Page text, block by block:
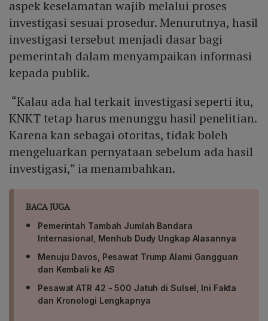
aspek keselamatan wajib melalui proses
investigasi sesuai prosedur. Menurutnya, hasil
investigasi tersebut menjadi dasar bagi
pemerintah dalam menyampaikan informasi
kepada publik.
“Kalau ada hal terkait investigasi seperti itu,
KNKT tetap harus menunggu hasil penelitian.
Karena kan sebagai otoritas, tidak boleh
mengeluarkan pernyataan sebelum ada hasil
investigasi,” ia menambahkan.
BACA JUGA
Pemerintah Tambah Jumlah Bandara
Internasional, Menhub Dudy Ungkap Alasannya
Menuju Davos, Pesawat Trump Alami Gangguan
dan Kembali ke AS
Pesawat ATR 42 - 500 Jatuh di Sulsel, Ini Fakta
dan Kronologi Lengkapnya